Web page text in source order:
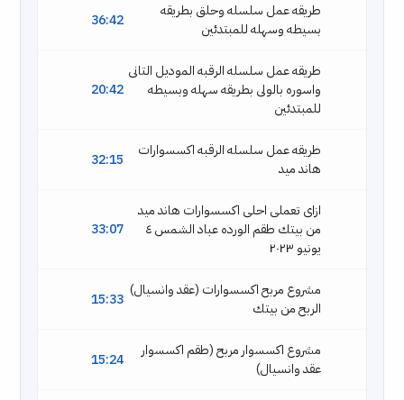
36:42
طريقه عمل سلسله وحلق بطريقه
بسيطه وسهله للمبتدئين
20:42
طريقه عمل سلسله الرقبه الموديل التانى
واسوره بالولى بطريقه سهله وبسيطه
للمبتدئين
32:15
طريقه عمل سلسله الرقبه اكسسوارات
هاند ميد
33:07
ازاى تعملى احلى اكسسوارات هاند ميد
من بيتك طقم الورده عباد الشمس ٤
يونيو ٢٠٢٣
15:33 مشروع مربح اكسسوارات (عقد وانسيال)
الربح من بيتك
15:24
مشروع اكسسوار مربح (طقم اكسسوار
عقد وانسيال)